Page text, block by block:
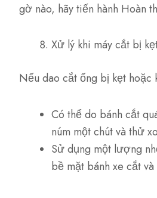
gờ nào, hãy tiến hành Hoàn
Xử lý khi máy cắt bị
Nếu dao cắt ống bị kẹt hoặc
Có thể do bánh cắt
núm một chút và thử
Sử dụng một lượng
bề mặt bánh xe cắt và